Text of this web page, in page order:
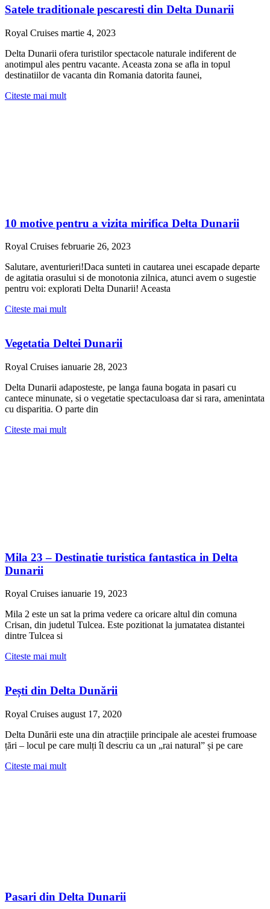
Satele traditionale pescaresti din Delta Dunarii
Royal Cruises martie 4, 2023
Delta Dunarii ofera turistilor spectacole naturale indiferent de
anotimpul ales pentru vacante. Aceasta zona se afla in topul
destinatiilor de vacanta din Romania datorita faunei,
Citeste mai mult
10 motive pentru a vizita mirifica Delta Dunarii
Royal Cruises februarie 26, 2023
Salutare, aventurieri!Daca sunteti in cautarea unei escapade departe
de agitatia orasului si de monotonia zilnica, atunci avem o sugestie
pentru voi: explorati Delta Dunarii! Aceasta
Citeste mai mult
Vegetatia Deltei Dunarii
Royal Cruises ianuarie 28, 2023
Delta Dunarii adaposteste, pe langa fauna bogata in pasari cu
cantece minunate, si o vegetatie spectaculoasa dar si rara, amenintata
cu disparitia. O parte din
Citeste mai mult
Mila 23 – Destinatie turistica fantastica in Delta
Dunarii
Royal Cruises ianuarie 19, 2023
Mila 2 este un sat la prima vedere ca oricare altul din comuna
Crisan, din judetul Tulcea. Este pozitionat la jumatatea distantei
dintre Tulcea si
Citeste mai mult
Pești din Delta Dunării
Royal Cruises august 17, 2020
Delta Dunării este una din atracțiile principale ale acestei frumoase
țări – locul pe care mulți îl descriu ca un „rai natural” și pe care
Citeste mai mult
Pasari din Delta Dunarii